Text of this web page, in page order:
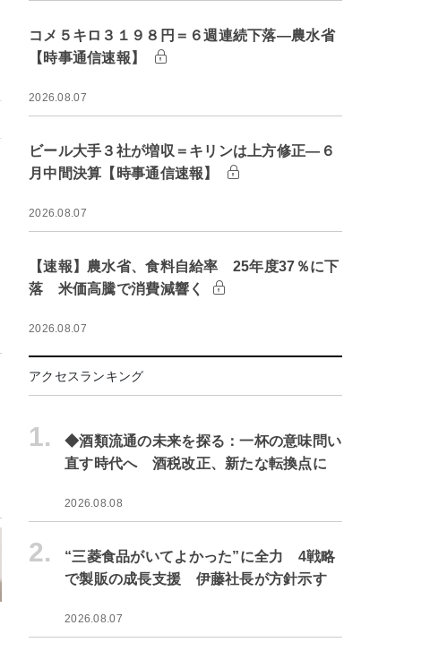
コメ５キロ３１９８円＝６週連続下落―農水省
【時事通信速報】
2026.08.07
ビール大手３社が増収＝キリンは上方修正―６
月中間決算【時事通信速報】
2026.08.07
【速報】農水省、食料自給率 25年度37％に下
落 米価高騰で消費減響く
2026.08.07
アクセスランキング
1.
◆酒類流通の未来を探る：一杯の意味問い
直す時代へ 酒税改正、新たな転換点に
2026.08.08
2.
“三菱食品がいてよかった”に全力 4戦略
で製販の成長支援 伊藤社長が方針示す
2026.08.07